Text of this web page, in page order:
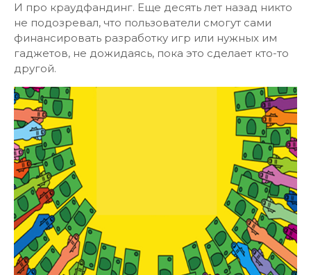
И про краудфандинг. Еще десять лет назад никто
не подозревал, что пользователи смогут сами
финансировать разработку игр или нужных им
гаджетов, не дожидаясь, пока это сделает кто-то
другой.